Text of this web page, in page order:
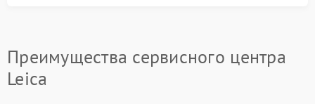
Преимущества сервисного центра
Leica